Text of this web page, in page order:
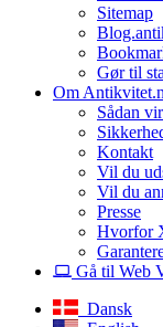
Sitemap
Gør til
Om
Sådan
Kontakt
Vil du
Vil du
Presse
Hvorfor
Gå til Web
Dansk